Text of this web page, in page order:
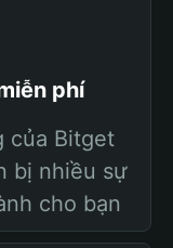
phí
của Bitget
bị nhiều sự
cho bạn